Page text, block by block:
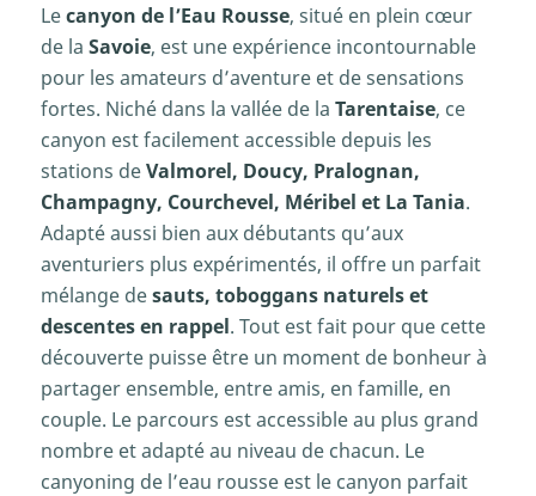
Lecanyon de l’Eau Rousse, situé en plein cœur
de la Savoie, est une expérience incontournable
pour les amateurs d’aventure et de sensations
fortes. Niché dans la vallée de la Tarentaise, ce
canyon est facilement accessible depuis les
stations deValmorel, Doucy, Pralognan,
Champagny, Courchevel, Méribel et La Tania.
Adapté aussi bien aux débutants qu’aux
aventuriers plus expérimentés, il offre un parfait
mélange desauts, toboggans naturels et
descentes en rappel. Tout est fait pour que cette
découverte puisse être un moment de bonheur à
partager ensemble, entre amis, en famille, en
couple. Le parcours est accessible au plus grand
nombre et adapté au niveau de chacun. Le
canyoning de l’eau rousse est le canyon parfait